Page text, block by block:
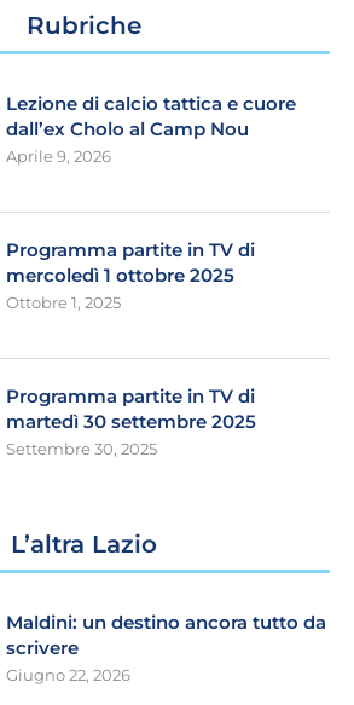
Rubriche
Lezione di calcio tattica e cuore
dall’ex Cholo al Camp Nou
Aprile 9, 2026
Programma partite in TV di
mercoledì 1 ottobre 2025
Ottobre 1, 2025
Programma partite in TV di
martedì 30 settembre 2025
Settembre 30, 2025
L’altra Lazio
Maldini: un destino ancora tutto da
scrivere
Giugno 22, 2026